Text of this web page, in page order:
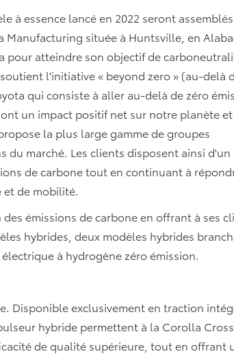
à essence lancé en 2022 seront
Manufacturing située à Huntsville, en
pour atteindre son objectif de
l'initiative « beyond zero » (au-delà
qui consiste à aller au-delà de zéro
un impact positif net sur notre planète
la plus large gamme de groupes
du marché. Les clients disposent ainsi d'un
de carbone tout en continuant à
et de mobilité.
émissions de carbone en offrant à ses
hybrides, deux modèles hybrides
à hydrogène zéro émission.
Disponible exclusivement en traction
hybride permettent à la Corolla Cross
de qualité supérieure, tout en offrant